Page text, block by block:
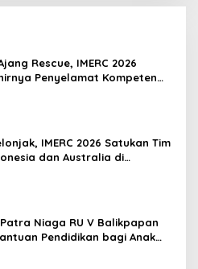
Rescue, IMERC 2026
Penyelamat Kompeten
IMERC 2026 Satukan Tim
dan Australia di
Niaga RU V Balikpapan
Pendidikan bagi Anak